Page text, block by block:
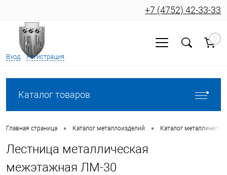
Вход Регистрация
+7 (4752) 42-33-33
0
Каталог товаров
Главная страница • Каталог металлоизделий • Каталог
Лестница металлическая
межэтажная ЛМ-30